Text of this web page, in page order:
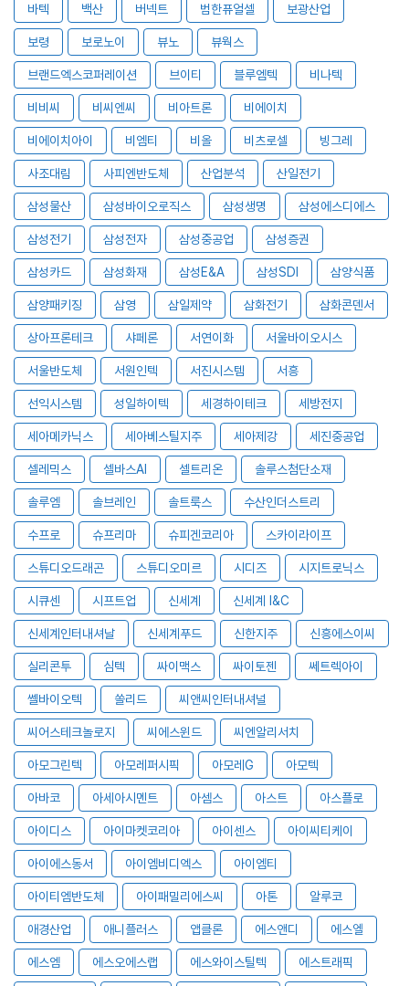
바텍 백산 버넥트 범한퓨얼셀 보광산업
보령 보로노이 뷰노 뷰웍스
브랜드엑스코퍼레이션 브이티 블루엠텍 비나텍
비비씨 비씨엔씨 비아트론 비에이치
비에이치아이 비엠티 비올 비츠로셀 빙그레
사조대림 사피엔반도체 산업분석 산일전기
삼성물산 삼성바이오로직스 삼성생명 삼성에스디에스
삼성전기 삼성전자 삼성중공업 삼성증권
삼성카드 삼성화재 삼성E&A 삼성SDI 삼양식품
삼양패키징 삼영 삼일제약 삼화전기 삼화콘덴서
상아프론테크 샤페론 서연이화 서울바이오시스
서울반도체 서원인텍 서진시스템 서흥
선익시스템 성일하이텍 세경하이테크 세방전지
세아메카닉스 세아베스틸지주 세아제강 세진중공업
셀레믹스 셀바스AI 셀트리온 솔루스첨단소재
솔루엠 솔브레인 솔트룩스 수산인더스트리
수프로 슈프리마 슈피겐코리아 스카이라이프
스튜디오드래곤 스튜디오미르 시디즈 시지트로닉스
시큐센 시프트업 신세계 신세계 I&C
신세계인터내셔날 신세계푸드 신한지주 신흥에스이씨
실리콘투 심텍 싸이맥스 싸이토젠 쎄트렉아이
쎌바이오텍 쏠리드 씨앤씨인터내셔널
씨어스테크놀로지 씨에스윈드 씨엔알리서치
아모그린텍 아모레퍼시픽 아모레G 아모텍
아바코 아세아시멘트 아셈스 아스트 아스플로
아이디스 아이마켓코리아 아이센스 아이씨티케이
아이에스동서 아이엠비디엑스 아이엠티
아이티엠반도체 아이패밀리에스씨 아톤 알루코
애경산업 애니플러스 앱클론 에스앤디 에스엘
에스엠 에스오에스랩 에스와이스틸텍 에스트래픽